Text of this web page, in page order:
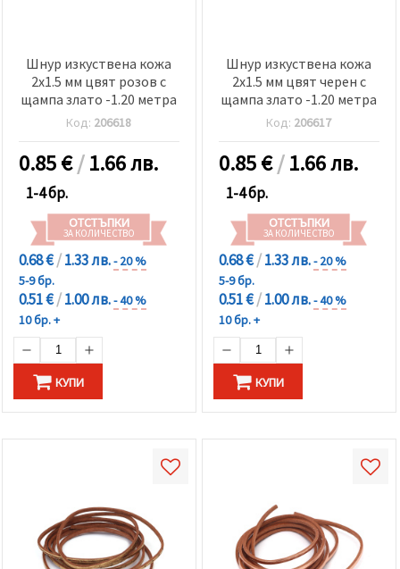
Шнур изкуствена кожа
2x1.5 мм цвят розов с
щампа злато -1.20 метра
Код: 206618
0.85€/1.66 лв.
1-4 бр.
ОТСТЪПКИ
ЗА КОЛИЧЕСТВО
0.68 €/1.33 лв.- 20 %
5-9 бр.
0.51 €/1.00 лв.- 40 %
10 бр. +
КУПИ
Шнур изкуствена кожа
2x1.5 мм цвят черен с
щампа злато -1.20 метра
Код: 206617
0.85€/1.66 лв.
1-4 бр.
ОТСТЪПКИ
ЗА КОЛИЧЕСТВО
0.68 €/1.33 лв.- 20 %
5-9 бр.
0.51 €/1.00 лв.- 40 %
10 бр. +
КУПИ